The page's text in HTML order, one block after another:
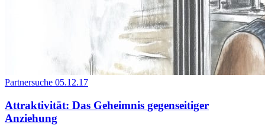
Partnersuche 05.12.17
Attraktivität: Das Geheimnis gegenseitiger
Anziehung